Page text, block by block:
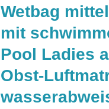
Wetbag
mit
Pool Ladies
Obst-